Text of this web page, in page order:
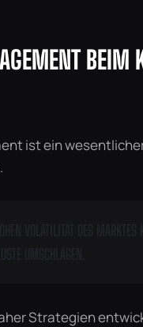
BEIM
ist ein
Strategien